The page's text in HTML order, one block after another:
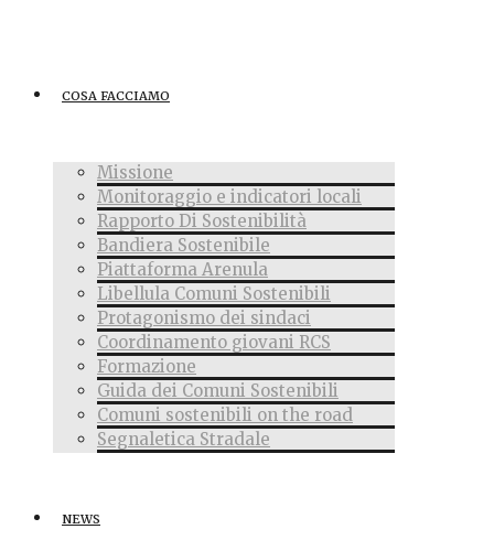
COSA FACCIAMO
Missione
Monitoraggio e indicatori locali
Rapporto Di Sostenibilità
Bandiera Sostenibile
Piattaforma Arenula
Libellula Comuni Sostenibili
Protagonismo dei sindaci
Coordinamento giovani RCS
Formazione
Guida dei Comuni Sostenibili
Comuni sostenibili on the road
Segnaletica Stradale
NEWS